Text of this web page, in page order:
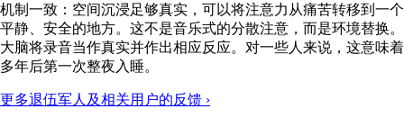
机制一致：空间沉浸足够真实，可以将注意力从痛苦转移到一个
平静、安全的地方。这不是音乐式的分散注意，而是环境替换。
大脑将录音当作真实并作出相应反应。对一些人来说，这意味着
多年后第一次整夜入睡。
更多退伍军人及相关用户的反馈 ›